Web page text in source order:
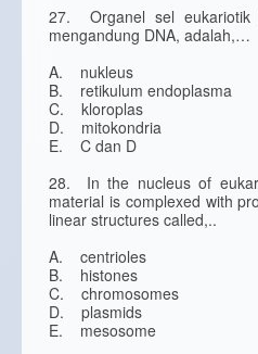
27. Organel sel eukariotik
mengandung DNA, adalah,…
A. nukleus
B. retikulum endoplasma
C. kloroplas
D. mitokondria
E. C dan D
28. In the nucleus of
material is complexed with
linear structures called,..
A. centrioles
B. histones
C. chromosomes
D. plasmids
E. mesosome